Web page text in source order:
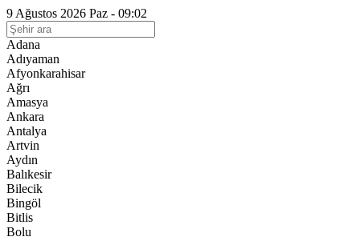
9 Ağustos 2026 Paz - 09:02
Adana
Adıyaman
Afyonkarahisar
Ağrı
Amasya
Ankara
Antalya
Artvin
Aydın
Balıkesir
Bilecik
Bingöl
Bitlis
Bolu